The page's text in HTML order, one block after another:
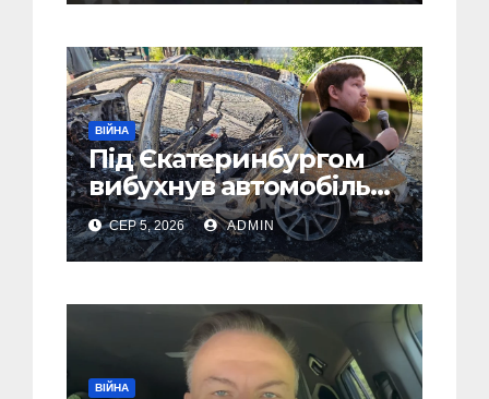
ВІЙНА
Під Єкатеринбургом
вибухнув автомобіль
голови компанії-
виробника дронів
“Упир” – перші
СЕР 5, 2026 ADMIN
ВІЙНА